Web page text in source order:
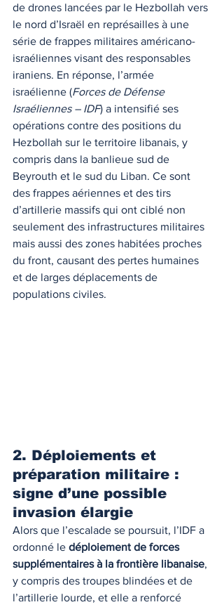
de drones lancées par le Hezbollah vers
le nord d’Israël en représailles à une
série de frappes militaires américano-
israéliennes visant des responsables
iraniens. En réponse, l’armée
israélienne (Forces de Défense
Israéliennes – IDF) a intensifié ses
opérations contre des positions du
Hezbollah sur le territoire libanais, y
compris dans la banlieue sud de
Beyrouth et le sud du Liban. Ce sont
des frappes aériennes et des tirs
d’artillerie massifs qui ont ciblé non
seulement des infrastructures militaires
mais aussi des zones habitées proches
du front, causant des pertes humaines
et de larges déplacements de
populations civiles.
2. Déploiements et
préparation militaire :
signe d’une possible
invasion élargie
Alors que l’escalade se poursuit, l’IDF a
ordonné le déploiement de forces
supplémentaires à la frontière libanaise,
y compris des troupes blindées et de
l’artillerie lourde, et elle a renforcé